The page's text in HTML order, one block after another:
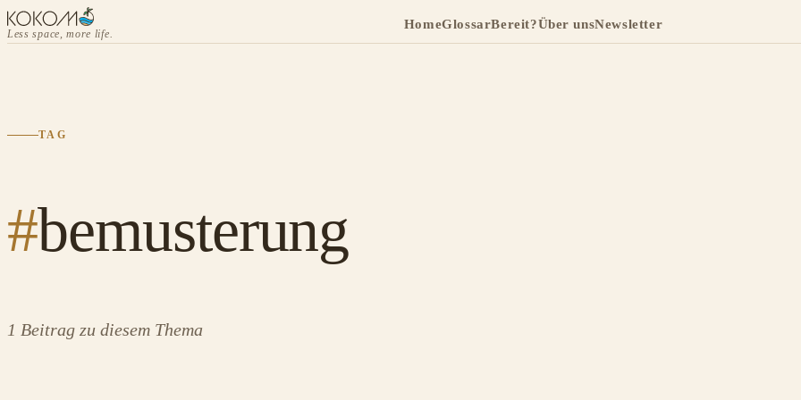
Less space, more life.
HomeGlossarBereit?Über unsNewsletter
TAG
#bemusterung
1 Beitrag zu diesem Thema